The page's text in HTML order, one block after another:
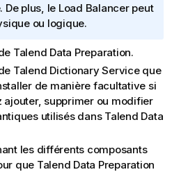
. De plus, le Load Balancer peut
ou logique.
Talend Data Preparation.
Talend Dictionary Serviceque
de manière facultative si
ajouter, supprimer ou modifier
utilisés dans Talend Data
les différents composants
que Talend Data Preparation